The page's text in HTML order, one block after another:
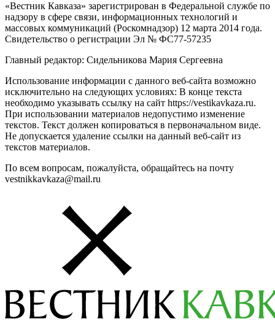
«Вестник Кавказа» зарегистрирован в Федеральной службе по
надзору в сфере связи, информационных технологий и
массовых коммуникаций (Роскомнадзор) 12 марта 2014 года.
Свидетельство о регистрации Эл № ФС77-57235
Главный редактор: Сидельникова Мария Сергеевна
Использование информации с данного веб-сайта возможно
исключительно на следующих условиях: В конце текста
необходимо указывать ссылку на сайт https://vestikavkaza.ru.
При использовании материалов недопустимо изменение
текстов. Текст должен копироваться в первоначальном виде.
Не допускается удаление ссылки на данный веб-сайт из
текстов материалов.
По всем вопросам, пожалуйста, обращайтесь на почту
vestnikkavkaza@mail.ru